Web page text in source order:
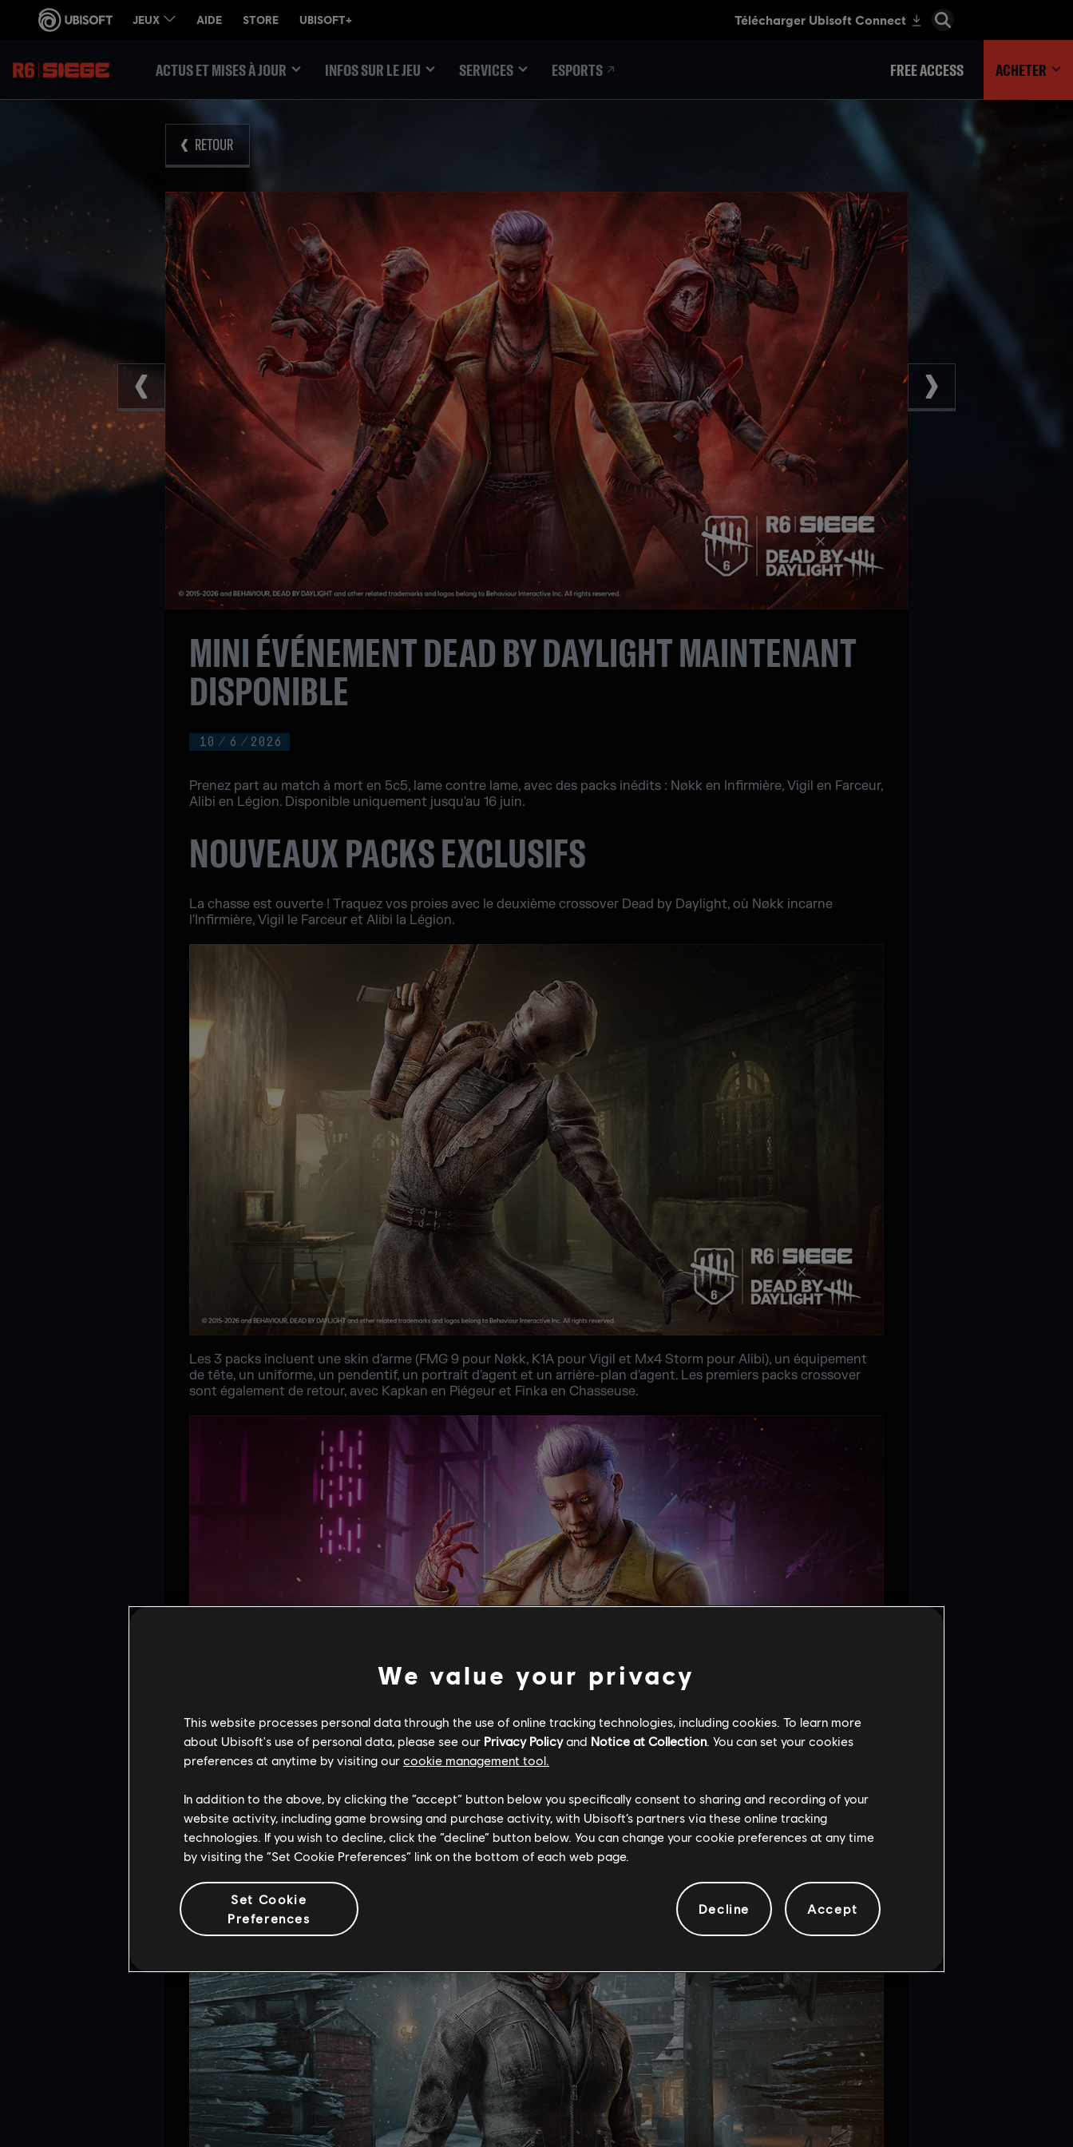
ACTUS ET MISES À JOUR INFOS SUR LE JEU SERVICES ESPORTS FREE ACCESS ACHETER
RETOUR
10 / 6 / 2026
MINI ÉVÉNEMENT DEAD BY DAYLIGHT MAINTENANT
DISPONIBLE
Prenez part au match à mort en 5c5, lame contre lame, avec des packs inédits : Nøkk en Infirmière, Vigil en Farceur,
Alibi en Légion. Disponible uniquement jusqu'au 16 juin.
NOUVEAUX PACKS EXCLUSIFS
La chasse est ouverte ! Traquez vos proies avec le deuxième crossover Dead by Daylight, où Nøkk incarne
l'Infirmière, Vigil le Farceur et Alibi la Légion.
Les 3 packs incluent une skin d'arme (FMG 9 pour Nøkk, K1A pour Vigil et Mx4 Storm pour Alibi), un équipement
de tête, un uniforme, un pendentif, un portrait d'agent et un arrière-plan d'agent. Les premiers packs crossover
sont également de retour, avec Kapkan en Piégeur et Finka en Chasseuse.
Découvrez tout ça en jeu et sur https://rainbow6.com/ingameitems
We value your privacy
This website processes personal data through the use of online tracking technologies, including cookies. To learn more
about Ubisoft's use of personal data, please see our Privacy Policyand Notice at Collection. You can set your cookies
preferences at anytime by visiting our cookie management tool.
In addition to the above, by clicking the “accept” button below you specifically consent to sharing and recording of your
website activity, including game browsing and purchase activity, with Ubisoft’s partners via these online tracking
technologies. If you wish to decline, click the “decline” button below. You can change your cookie preferences at any time
by visiting the “Set Cookie Preferences” link on the bottom of each web page.
Set Cookie
Preferences
Decline Accept